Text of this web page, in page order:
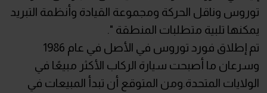
توروس وناقل الحركة ومجموعة القيادة وأنظمة التبريد
يمكنها تلبية متطلبات المنطقة ".
تم إطلاق فورد توروس في الأصل في عام 1986
وسرعان ما أصبحت سيارة الركاب الأكثر مبيعًا في
الولايات المتحدة.ومن المتوقع أن تبدأ المبيعات في